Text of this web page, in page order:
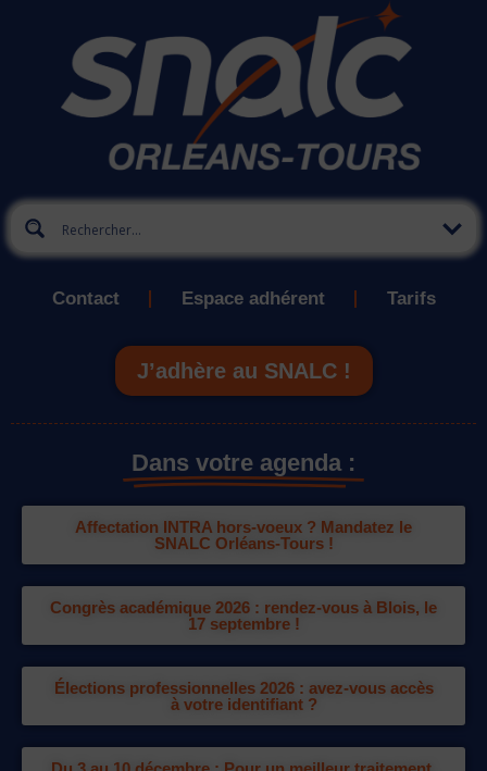
Contact Espace adhérent Tarifs
J’adhère au SNALC !
Dans votre agenda :
Affectation INTRA hors-voeux ? Mandatez le
SNALC Orléans-Tours !
Congrès académique 2026 : rendez-vous à Blois, le
17 septembre !
Élections professionnelles 2026 : avez-vous accès
à votre identifiant ?